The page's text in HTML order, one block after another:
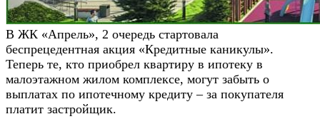
В ЖК «Апрель», 2 очередь стартовала
беспрецедентная акция «Кредитные каникулы».
Теперь те, кто приобрел квартиру в ипотеку в
малоэтажном жилом комплексе, могут забыть о
выплатах по ипотечному кредиту – за покупателя
платит застройщик.